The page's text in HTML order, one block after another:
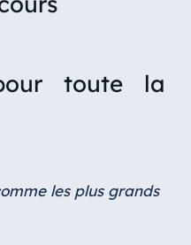
toute la
les plus grands